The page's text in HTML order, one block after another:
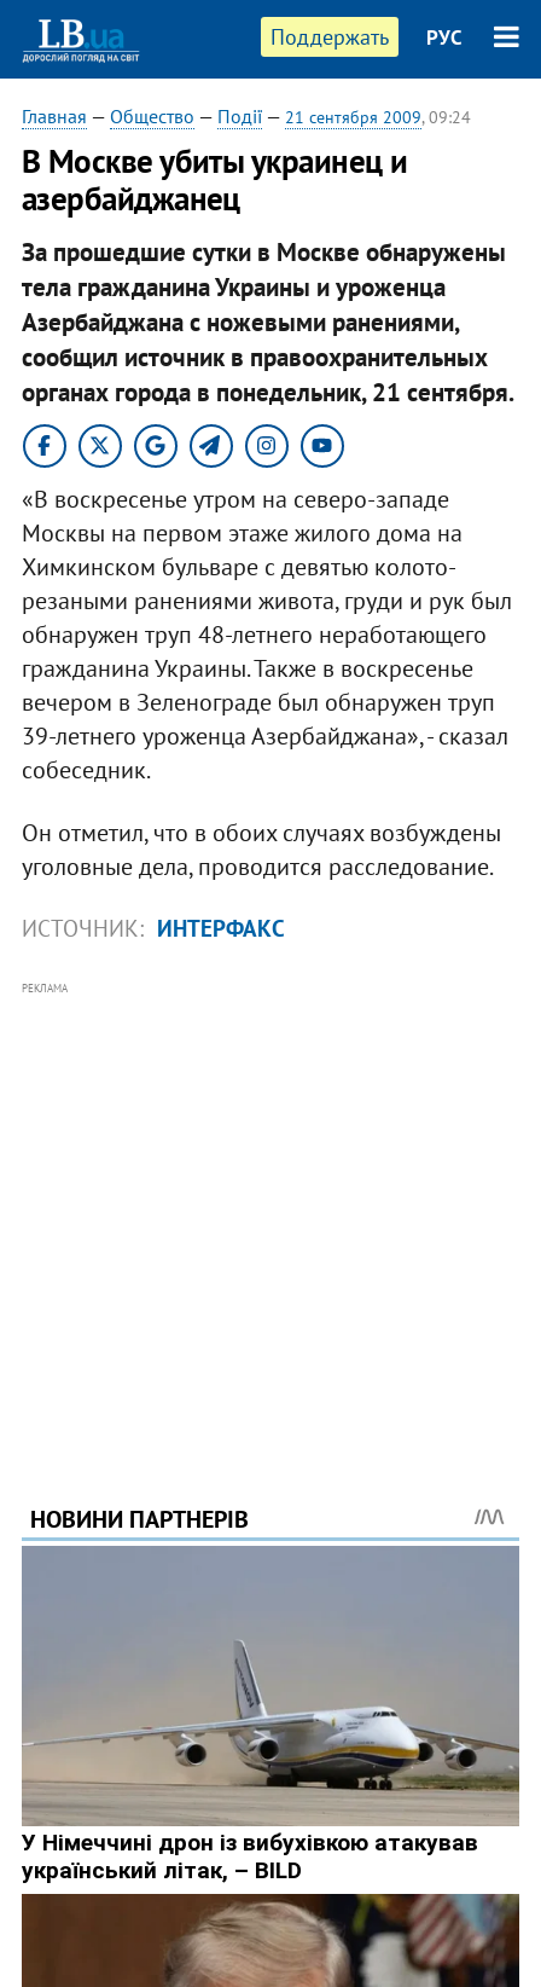
Поддержать РУС
Главная — Общество — Події— 21 сентября 2009, 09:24
В Москве убиты украинец и
азербайджанец
За прошедшие сутки в Москве обнаружены
тела гражданина Украины и уроженца
Азербайджана с ножевыми ранениями,
сообщил источник в правоохранительных
органах города в понедельник, 21 сентября.
«В воскресенье утром на северо-западе
Москвы на первом этаже жилого дома на
Химкинском бульваре с девятью колото-
резаными ранениями живота, груди и рук был
обнаружен труп 48-летнего неработающего
гражданина Украины. Также в воскресенье
вечером в Зеленограде был обнаружен труп
39-летнего уроженца Азербайджана», - сказал
собеседник.
Он отметил, что в обоих случаях возбуждены
уголовные дела, проводится расследование.
ИСТОЧНИК: ИНТЕРФАКС
РЕКЛАМА